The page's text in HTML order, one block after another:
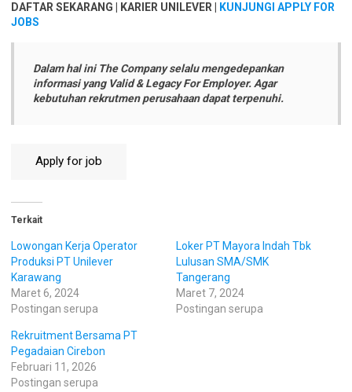
DAFTAR SEKARANG | KARIER UNILEVER |
KUNJUNGI APPLY FOR
JOBS
Dalam hal ini The Company selalu mengedepankan
informasi yang Valid & Legacy For Employer. Agar
kebutuhan rekrutmen perusahaan dapat terpenuhi.
Terkait
Lowongan Kerja Operator
Produksi PT Unilever
Karawang
Maret 6, 2024
Postingan serupa
Loker PT Mayora Indah Tbk
Lulusan SMA/SMK
Tangerang
Maret 7, 2024
Postingan serupa
Rekruitment Bersama PT
Pegadaian Cirebon
Februari 11, 2026
Postingan serupa